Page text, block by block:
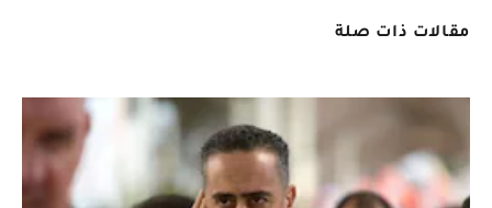
مقالات ذات صلة